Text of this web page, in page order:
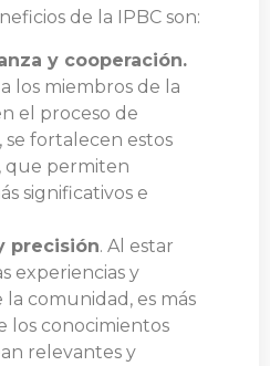
de la IPBC son:
y cooperación.
los miembros de la
el proceso de
se fortalecen estos
que permiten
significativos e
precisión. Al estar
experiencias y
la comunidad, es más
los conocimientos
relevantes y